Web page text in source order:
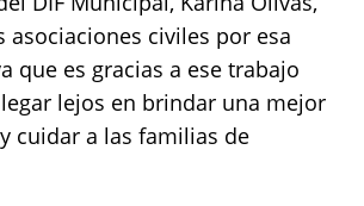
asociaciones civiles por esa
que es gracias a ese trabajo
lejos en brindar una mejor
cuidar a las familias de